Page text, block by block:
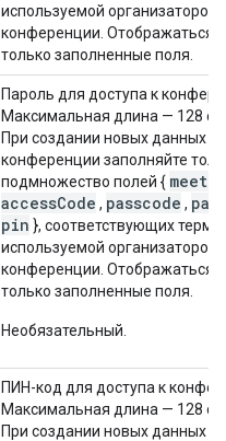
используемой организатором
конференции. Отображаться
только заполненные поля.
Пароль для доступа к
Максимальная длина — 128
При создании новых данных
конференции заполняйте
подмножество полей {
accessCode , passcode ,
pin }, соответствующих
используемой организатором
конференции. Отображаться
только заполненные поля.
Необязательный.
ПИН-код для доступа к
Максимальная длина — 128
При создании новых данных